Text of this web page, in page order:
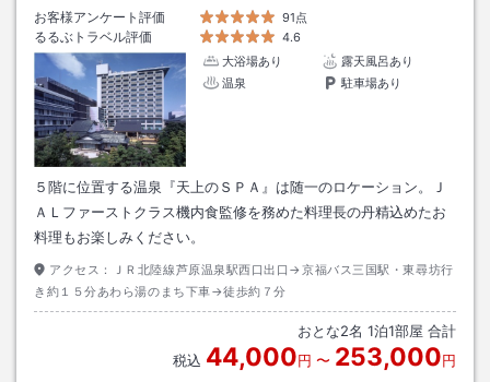
お客様アンケート評価
91点
るるぶトラベル評価
4.6
大浴場あり
露天風呂あり
温泉
駐車場あり
５階に位置する温泉『天上のＳＰＡ』は随一のロケーション。Ｊ
ＡＬファーストクラス機内食監修を務めた料理長の丹精込めたお
料理もお楽しみください。
アクセス：
ＪＲ北陸線芦原温泉駅西口出口→京福バス三国駅・東尋坊行
き約１５分あわら湯のまち下車→徒歩約７分
おとな2名 1泊1部屋 合計
税込 44,000円 〜 253,000円